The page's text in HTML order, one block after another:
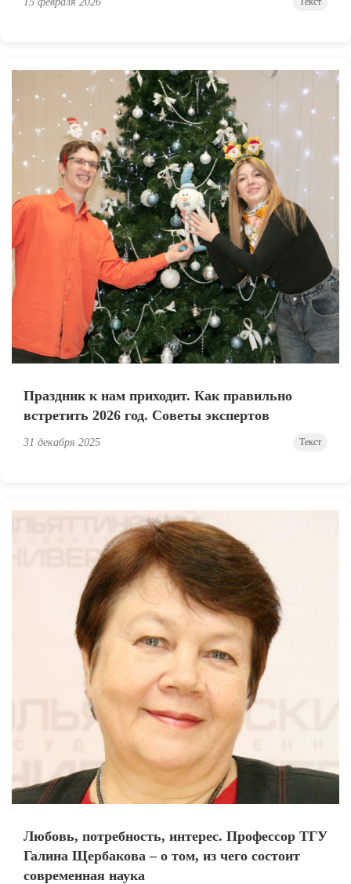
Праздник к нам приходит. Как правильно
встретить 2026 год. Советы экспертов
31 декабря 2025 Текст
Любовь, потребность, интерес. Профессор ТГУ
Галина Щербакова – о том, из чего состоит
современная наука